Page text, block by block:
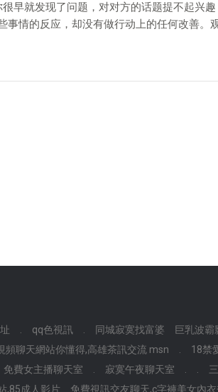
早就发现了问题，对对方的话题提不起兴
事情的反应，却没有做行动上的任何改善。
qq色視訊 同城寂寞找富婆 巨乳波霸
頻聊天網站你懂得,高雄茶訊交流 msn 18禁
免費女主播聊天室 寂寞午夜聊天室
,85成人影片
免費視訊交友聊天,c字褲美女內